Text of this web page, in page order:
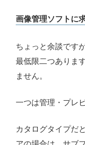
画像管理ソフトに
ちょっと余談です
最低限二つありま
ません。
一つは管理・プレ
カタログタイプだ